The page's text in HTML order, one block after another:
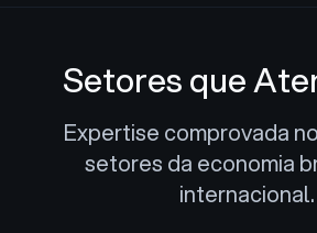
Setores que
Expertise comprovada
setores da economia
internacional.